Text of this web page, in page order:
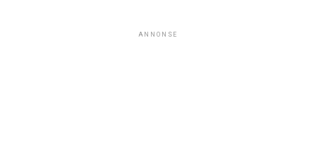
ANNONSE